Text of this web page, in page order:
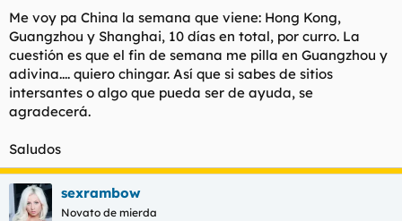
Me voy pa China la semana que viene: Hong Kong,
Guangzhou y Shanghai, 10 días en total, por curro. La
cuestión es que el fin de semana me pilla en Guangzhou y
adivina.... quiero chingar. Así que si sabes de sitios
intersantes o algo que pueda ser de ayuda, se
agradecerá.
Saludos
sexrambow
Novato de mierda